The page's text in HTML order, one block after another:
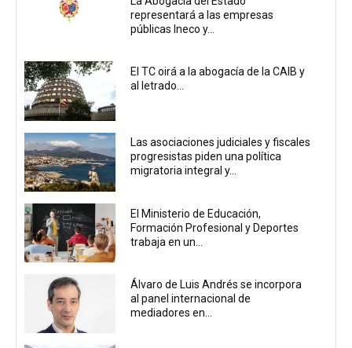
representará a las empresas
públicas Ineco y...
El TC oirá a la abogacía de la CAIB y
al letrado...
Las asociaciones judiciales y fiscales
progresistas piden una política
migratoria integral y...
El Ministerio de Educación,
Formación Profesional y Deportes
trabaja en un...
Álvaro de Luis Andrés se incorpora
al panel internacional de
mediadores en...